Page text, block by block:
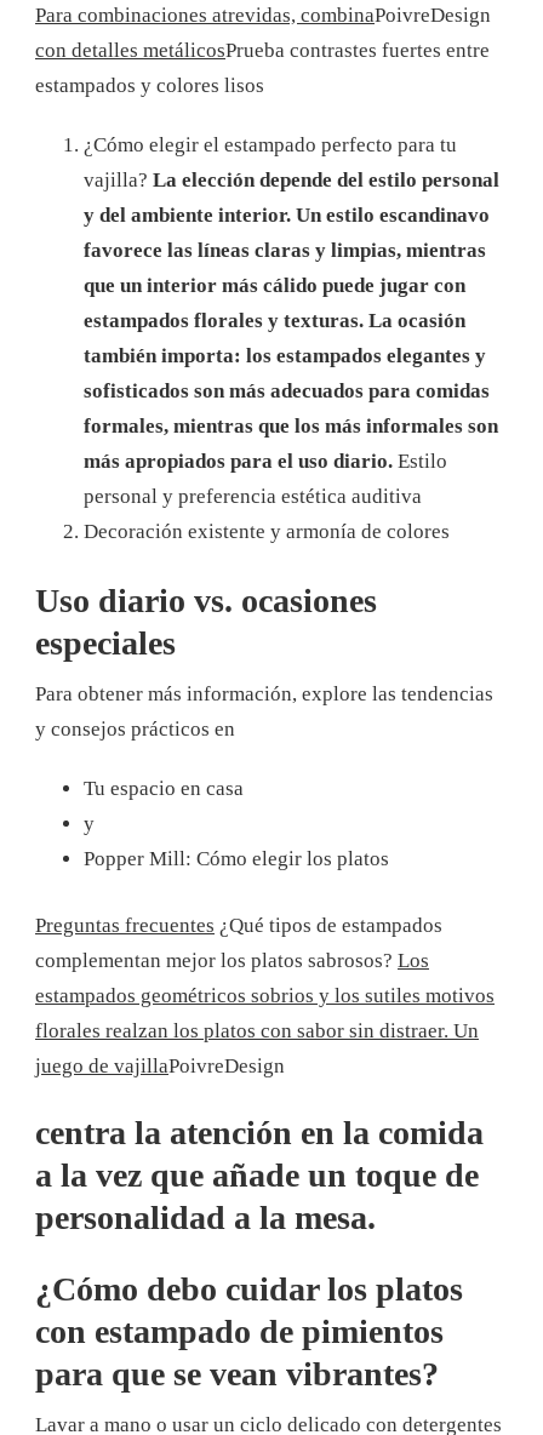
Para combinaciones atrevidas, combinaPoivreDesign
con detalles metálicosPrueba contrastes fuertes entre
estampados y colores lisos
¿Cómo elegir el estampado perfecto para tu
vajilla? La elección depende del estilo personal
y del ambiente interior. Un estilo escandinavo
favorece las líneas claras y limpias, mientras
que un interior más cálido puede jugar con
estampados florales y texturas. La ocasión
también importa: los estampados elegantes y
sofisticados son más adecuados para comidas
formales, mientras que los más informales son
más apropiados para el uso diario. Estilo
personal y preferencia estética auditiva
Decoración existente y armonía de colores
Uso diario vs. ocasiones
especiales
Para obtener más información, explore las tendencias
y consejos prácticos en
Tu espacio en casa
y
Popper Mill: Cómo elegir los platos
Preguntas frecuentes ¿Qué tipos de estampados
complementan mejor los platos sabrosos? Los
estampados geométricos sobrios y los sutiles motivos
florales realzan los platos con sabor sin distraer. Un
juego de vajillaPoivreDesign
centra la atención en la comida
a la vez que añade un toque de
personalidad a la mesa.
¿Cómo debo cuidar los platos
con estampado de pimientos
para que se vean vibrantes?
Lavar a mano o usar un ciclo delicado con detergentes